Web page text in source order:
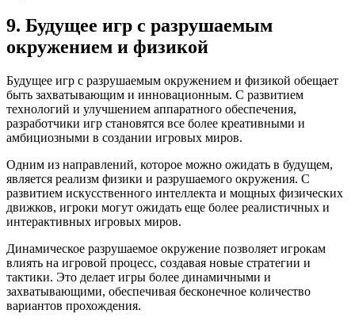
9. Будущее игр с разрушаемым
окружением и физикой
Будущее игр с разрушаемым окружением и физикой обещает
быть захватывающим и инновационным. С развитием
технологий и улучшением аппаратного обеспечения,
разработчики игр становятся все более креативными и
амбициозными в создании игровых миров.
Одним из направлений, которое можно ожидать в будущем,
является реализм физики и разрушаемого окружения. С
развитием искусственного интеллекта и мощных физических
движков, игроки могут ожидать еще более реалистичных и
интерактивных игровых миров.
Динамическое разрушаемое окружение позволяет игрокам
влиять на игровой процесс, создавая новые стратегии и
тактики. Это делает игры более динамичными и
захватывающими, обеспечивая бесконечное количество
вариантов прохождения.